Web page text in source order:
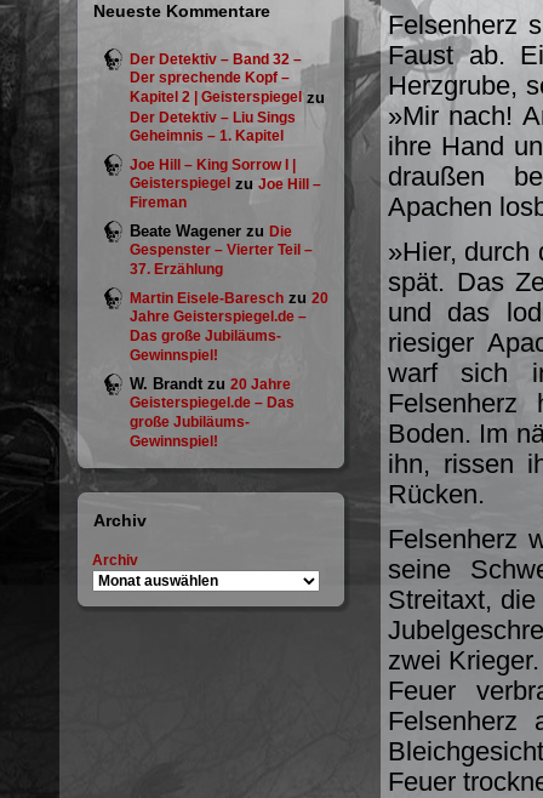
Neueste Kommentare
Der Detektiv – Band 32 –
Der sprechende Kopf –
Kapitel 2 | Geisterspiegel zu
Der Detektiv – Liu Sings
Geheimnis – 1. Kapitel
Joe Hill – King Sorrow I |
Geisterspiegel zu Joe Hill –
Fireman
Beate Wagener zu Die
Gespenster – Vierter Teil –
37. Erzählung
Martin Eisele-Baresch zu 20
Jahre Geisterspiegel.de –
Das große Jubiläums-
Gewinnspiel!
W. Brandt zu 20 Jahre
Geisterspiegel.de – Das
große Jubiläums-
Gewinnspiel!
Archiv
Archiv
Felsenherz
Faust ab.
Herzgrube,
»Mir nach!
ihre Hand
draußen
Apachen
»Hier, durch
spät. Das
und das
riesiger
warf sich
Boden. Im
ihn, rissen
Rücken.
Felsenherz
seine
Streitaxt,
zwei
Feuer
Felsenherz
Feuer